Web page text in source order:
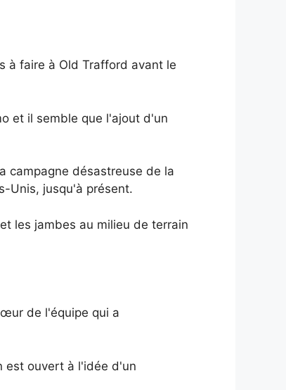
à faire à Old Trafford avant le
et il semble que l'ajout d'un
campagne désastreuse de la
Unis, jusqu'à présent.
les jambes au milieu de terrain
de l'équipe qui a
est ouvert à l'idée d'un